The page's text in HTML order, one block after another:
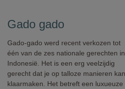
Gado gado
Gado-gado werd recent verkozen tot
één van de zes nationale gerechten in
Indonesië. Het is een erg veelzijdig
gerecht dat je op talloze manieren kan
klaarmaken. Het betreft een luxueuze